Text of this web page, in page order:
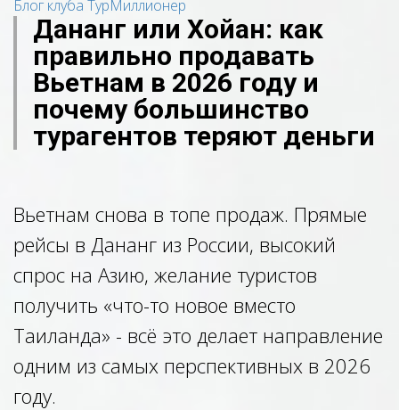
Блог клуба ТурМиллионер
Дананг или Хойан: как
правильно продавать
Вьетнам в 2026 году и
почему большинство
турагентов теряют деньги
Вьетнам снова в топе продаж. Прямые
рейсы в Дананг из России, высокий
спрос на Азию, желание туристов
получить «что-то новое вместо
Таиланда» - всё это делает направление
одним из самых перспективных в 2026
году.